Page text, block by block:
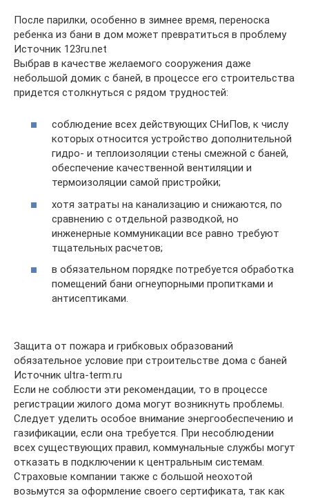
После парилки, особенно в зимнее время, переноска
ребенка из бани в дом может превратиться в проблему
Источник 123ru.net
Выбрав в качестве желаемого сооружения даже
небольшой домик с баней, в процессе его строительства
придется столкнуться с рядом трудностей:
соблюдение всех действующих СНиПов, к числу
которых относится устройство дополнительной
гидро- и теплоизоляции стены смежной с баней,
обеспечение качественной вентиляции и
термоизоляции самой пристройки;
хотя затраты на канализацию и снижаются, по
сравнению с отдельной разводкой, но
инженерные коммуникации все равно требуют
тщательных расчетов;
в обязательном порядке потребуется обработка
помещений бани огнеупорными пропитками и
антисептиками.
Защита от пожара и грибковых образований
обязательное условие при строительстве дома с баней
Источник ultra-term.ru
Если не соблюсти эти рекомендации, то в процессе
регистрации жилого дома могут возникнуть проблемы.
Следует уделить особое внимание энергообеспечению и
газификации, если она требуется. При несоблюдении
всех существующих правил, коммунальные службы могут
отказать в подключении к центральным системам.
Страховые компании также с большой неохотой
возьмутся за оформление своего сертификата, так как